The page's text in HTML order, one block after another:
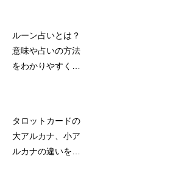
ルーン占いとは？
意味や占いの方法
をわかりやすく解
タロットカードの
大アルカナ、小ア
ルカナの違いをわ